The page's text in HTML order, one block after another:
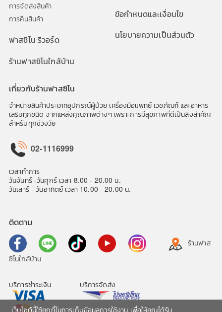
การจัดส่งสินค้า
การคืนสินค้า
ฟาสซิโน รีวอร์ด
ร้านฟาสซิโนใกล้บ้าน
ข้อกำหนดและเงื่อนไข
นโยบายความเป็นส่วนตัว
เกี่ยวกับร้านฟาสซิโน
จำหน่ายสินค้าประเภทอุปกรณ์ผู้ป่วย เครื่องมือแพทย์ เวชภัณฑ์ และอาหาร
เสริมทุกชนิด จากแหล่งคุณภาพต่างๆ เพราะการมีสุขภาพที่ดีเป็นสิ่งสำคัญ
สำหรับทุกช่วงวัย
02-1116999
เวลาทำการ
วันจันทร์ -วันศุกร์ เวลา 8.00 - 20.00 น.
วันเสาร์ - วันอาทิตย์ เวลา 10.00 - 20.00 น.
ติดตาม
ร้านฟาส
ซิโนใกล้บ้าน
บริการชำระเงิน บริการจัดส่ง
เว็บไซต์นี้ใช้คุกกี้ในการเก็บข้อมูลการใช้งาน เพื่อให้คุณได้รับ